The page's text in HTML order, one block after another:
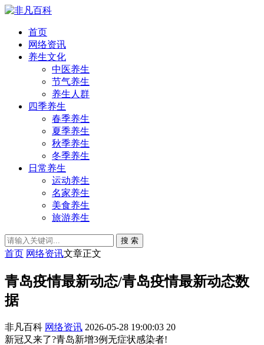
首页
网络资讯
养生文化
中医养生
节气养生
养生人群
四季养生
春季养生
夏季养生
秋季养生
冬季养生
日常养生
运动养生
名家养生
美食养生
旅游养生
搜 索
首页 网络资讯文章正文
青岛疫情最新动态/青岛疫情最新动态数
据
非凡百科 网络资讯 2026-05-28 19:00:03 20
新冠又来了?青岛新增3例无症状感染者!